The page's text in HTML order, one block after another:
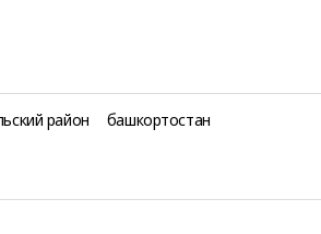
район башкортостан